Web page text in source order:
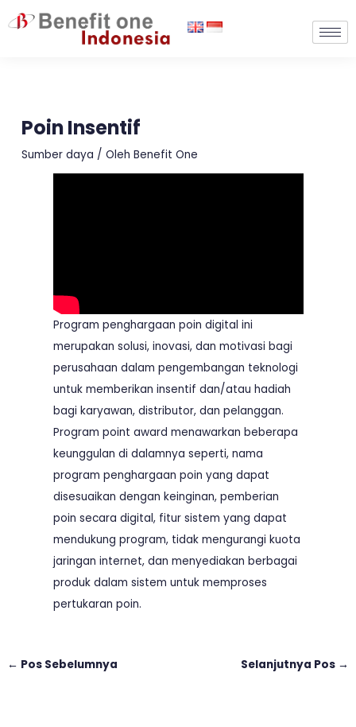
Lewati
ke
Poin Insentif
Sumber daya / OlehBenefit One
Program penghargaan poin digital ini
merupakan solusi, inovasi, dan motivasi bagi
perusahaan dalam pengembangan teknologi
untuk memberikan insentif dan/atau hadiah
bagi karyawan, distributor, dan pelanggan.
Program point award menawarkan beberapa
keunggulan di dalamnya seperti, nama
program penghargaan poin yang dapat
disesuaikan dengan keinginan, pemberian
poin secara digital, fitur sistem yang dapat
mendukung program, tidak mengurangi kuota
jaringan internet, dan menyediakan berbagai
produk dalam sistem untuk memproses
pertukaran poin.
← Pos Sebelumnya Selanjutnya Pos →